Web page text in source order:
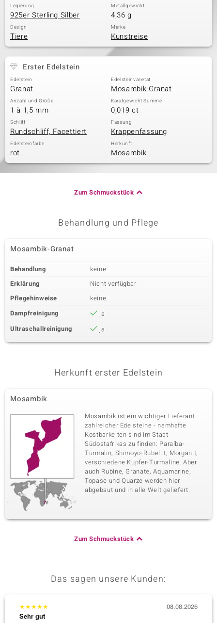
Classics
Legierung
925er Sterling Silber
Metallgewicht
4,36 g
Design
Tiere
Marke
Kunstreise
Erster Edelstein
Edelstein
Granat
Edelsteinvarietät
Mosambik-Granat
Anzahl und Größe
1 à 1,5 mm
Karatgewicht Summe
0,019 ct
Schliff
Rundschliff, Facettiert
Fassung
Krappenfassung
Edelsteinfarbe
rot
Herkunft
Mosambik
Zum Schmuckstück
Behandlung und Pflege
Mosambik-Granat
Behandlung
keine
Erklärung
Nicht verfügbar
Pflegehinweise
keine
Dampfreinigung
ja
Ultraschallreinigung
ja
Herkunft erster Edelstein
Mosambik
Mosambik ist ein wichtiger Lieferant
zahlreicher Edelsteine - namhafte
Kostbarkeiten sind im Staat
Südostafrikas zu finden: Paraíba-
Turmalin, Shimoyo-Rubellit, Morganit,
verschiedene Kupfer-Turmaline. Aber
auch Rubine, Granate, Aquamarine,
Topase und Quarze werden hier
abgebaut und in alle Welt geliefert.
Zum Schmuckstück
Das sagen unsere Kunden:
★★★★★
Sehr gut
08.08.2026